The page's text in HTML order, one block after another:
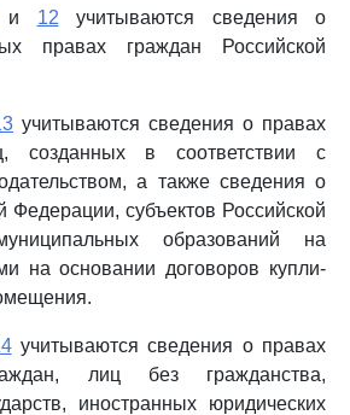
12 учитываются сведения о
правах граждан Российской
учитываются сведения о правах
созданных в соответствии с
а также сведения о
Федерации, субъектов Российской
образований на
на основании договоров купли-
учитываются сведения о правах
лиц без гражданства,
иностранных юридических